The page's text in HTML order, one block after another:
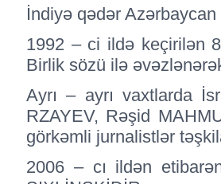
İndiyə qədər
1992 – ci ildə keçirilən
Birlik sözü ilə
Ayrı – ayrı vaxtlarda
RZAYEV, Rəşid
görkəmli jurnalistlər
2006 – cı ildən